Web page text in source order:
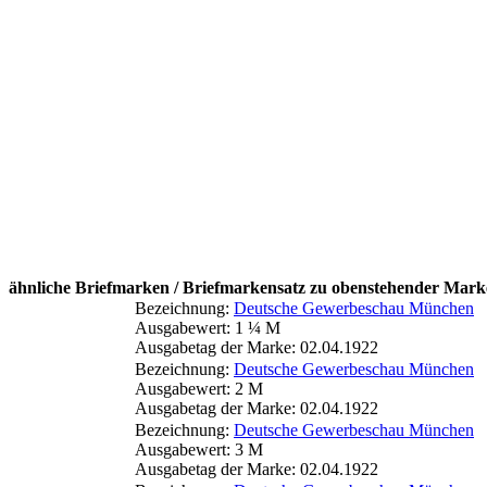
ähnliche Briefmarken / Briefmarkensatz zu obenstehender
Bezeichnung: Deutsche Gewerbeschau München
Ausgabewert: 1 ¼ M
Ausgabetag der Marke: 02.04.1922
Bezeichnung: Deutsche Gewerbeschau München
Ausgabewert: 2 M
Ausgabetag der Marke: 02.04.1922
Bezeichnung: Deutsche Gewerbeschau München
Ausgabewert: 3 M
Ausgabetag der Marke: 02.04.1922